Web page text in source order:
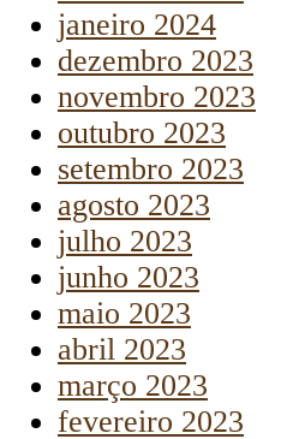
janeiro 2024
dezembro 2023
novembro 2023
outubro 2023
setembro 2023
agosto 2023
julho 2023
junho 2023
maio 2023
abril 2023
março 2023
fevereiro 2023